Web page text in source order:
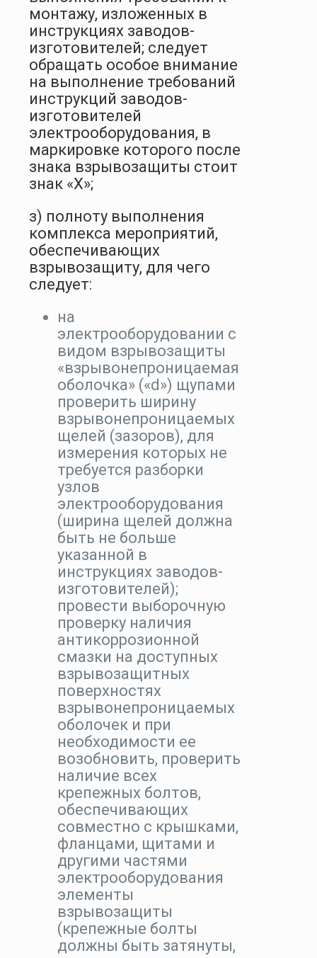
монтажу, изложенных в
инструкциях заводов-
изготовителей; следует
обращать особое внимание
на выполнение требований
инструкций заводов-
изготовителей
электрооборудования, в
маркировке которого после
знака взрывозащиты стоит
знак «X»;
з) полноту выполнения
комплекса мероприятий,
обеспечивающих
взрывозащиту, для чего
следует:
на
электрооборудовании с
видом взрывозащиты
«взрывонепроницаемая
оболочка» («d») щупами
проверить ширину
взрывонепроницаемых
щелей (зазоров), для
измерения которых не
требуется разборки
узлов
электрооборудования
(ширина щелей должна
быть не больше
указанной в
инструкциях заводов-
изготовителей);
провести выборочную
проверку наличия
антикоррозионной
смазки на доступных
взрывозащитных
поверхностях
взрывонепроницаемых
оболочек и при
необходимости ее
возобновить, проверить
наличие всех
крепежных болтов,
обеспечивающих
совместно с крышками,
фланцами, щитами и
другими частями
электрооборудования
элементы
взрывозащиты
(крепежные болты
должны быть затянуты,